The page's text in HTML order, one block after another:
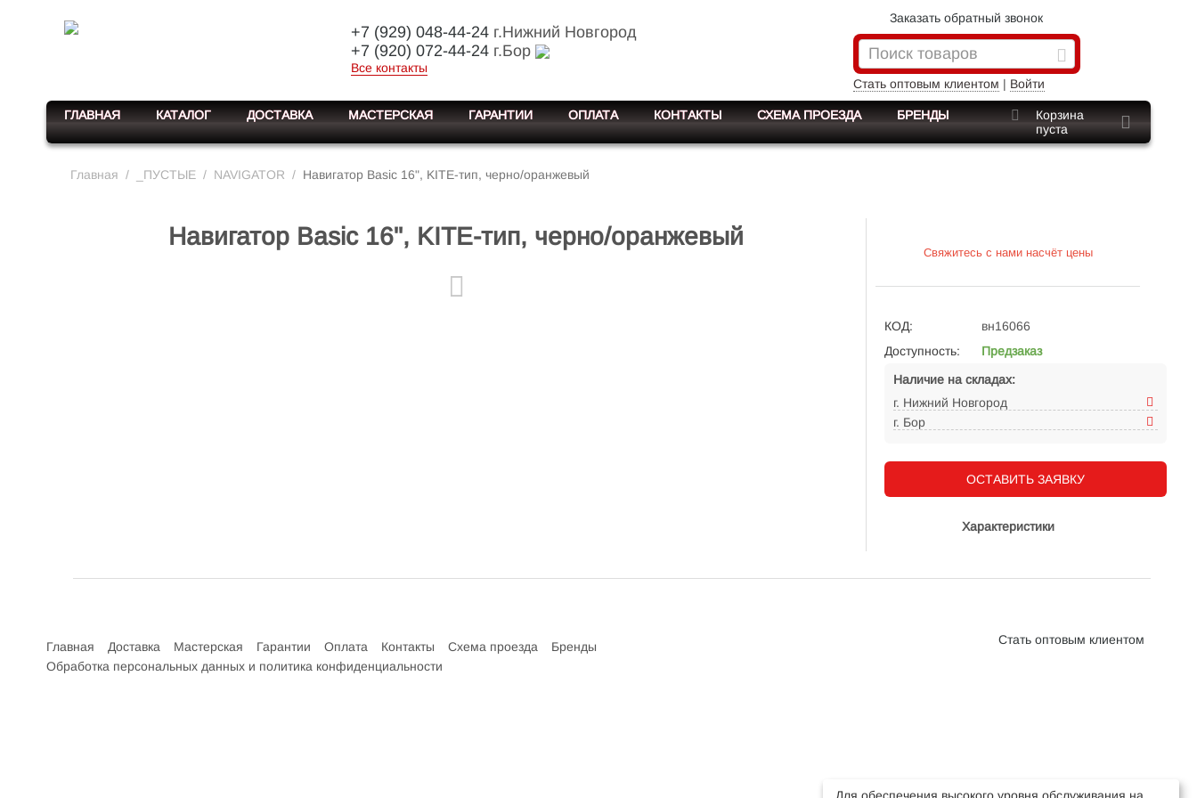
+7 (929) 048-44-24г.Нижний Новгород
+7 (920) 072-44-24г.Бор
Все контакты
Заказать обратный звонок
Стать оптовым клиентом | Войти
ГЛАВНАЯ КАТАЛОГ ДОСТАВКА МАСТЕРСКАЯ ГАРАНТИИ ОПЛАТА КОНТАКТЫ СХЕМА ПРОЕЗДА БРЕНДЫ
Корзина
пуста
Главная / _ПУСТЫЕ / NAVIGATOR / Навигатор Basic 16", KITE-тип, черно/оранжевый
Навигатор Basic 16", KITE-тип, черно/оранжевый
Свяжитесь с нами насчёт цены
КОД:
вн16066
Доступность:
Предзаказ
Наличие на складах:
г. Нижний Новгород
г. Бор
ОСТАВИТЬ ЗАЯВКУ
Характеристики
Главная
Доставка Мастерская Гарантии Оплата Контакты Схема проезда
Бренды
Обработка персональных данных и политика конфиденциальности
Стать оптовым клиентом